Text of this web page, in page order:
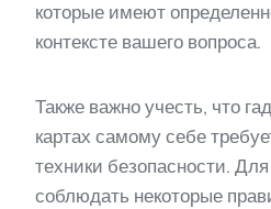
которые имеют
контексте вашего вопроса.
Также важно учесть, что
картах самому себе
техники безопасности.
соблюдать некоторые